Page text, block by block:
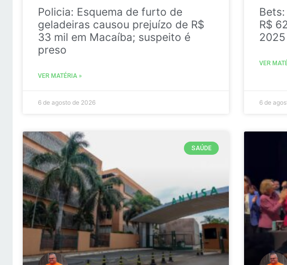
Policia: Esquema de furto de
geladeiras causou prejuízo de R$
33 mil em Macaíba; suspeito é
preso
VER MATÉRIA »
6 de agosto de 2026
R$
2025
VER
6 de
SAÚDE